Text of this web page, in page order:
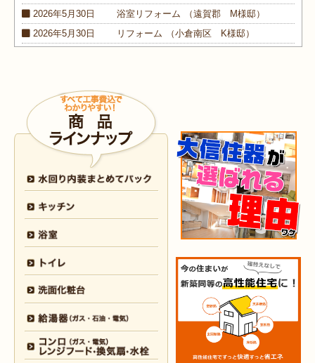
2026年5月30日
浴室 リフォーム
（遠賀郡 M様邸）
2026年5月30日
リフォーム
（小倉南区 K様邸）
2026年4月6日
浴室 リフォーム
2026年4月6日
リフォーム
2026年3月25日
内装リフォーム （小倉北区 I様邸）
2026年3月12日
リフォーム （小倉北区 S様邸）
2026年3月12日
浴室 リフォーム
（八幡東区 N様邸）
2026年3月5日
（八幡西区 T様邸）
リフォーム （戸畑区 T様邸）
2026年3月2日
浴室リフォーム
2026年2月23日
リフォーム （小倉南区 Y様邸）
2026年2月6日
リフォーム （小倉南区 K様邸）
2026年2月5日
浴室リフォーム
（小倉南区 F様邸）
2026年1月31日
浴室 リフォーム （戸畑区 H様邸）
2026年1月31日
（小倉南区 O様邸）